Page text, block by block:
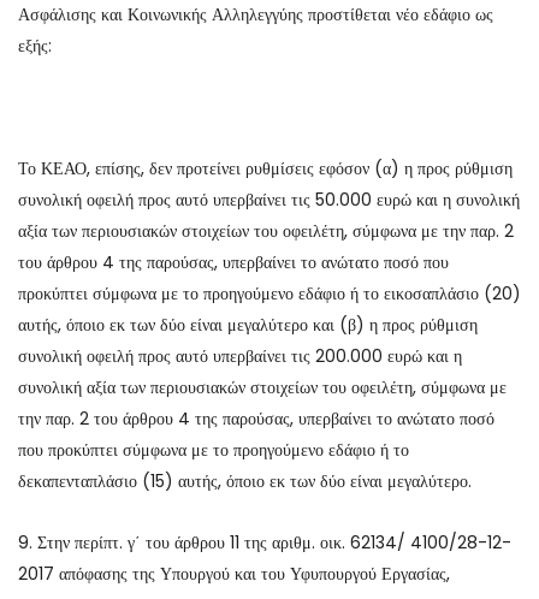
Ασφάλισης και Κοινωνικής Αλληλεγγύης προστίθεται νέο εδάφιο ως
εξής:
Το ΚΕΑΟ, επίσης, δεν προτείνει ρυθμίσεις εφόσον (α) η προς ρύθμιση
συνολική οφειλή προς αυτό υπερβαίνει τις 50.000 ευρώ και η συνολική
αξία των περιουσιακών στοιχείων του οφειλέτη, σύμφωνα με την παρ. 2
του άρθρου 4 της παρούσας, υπερβαίνει το ανώτατο ποσό που
προκύπτει σύμφωνα με το προηγούμενο εδάφιο ή το εικοσαπλάσιο (20)
αυτής, όποιο εκ των δύο είναι μεγαλύτερο και (β) η προς ρύθμιση
συνολική οφειλή προς αυτό υπερβαίνει τις 200.000 ευρώ και η
συνολική αξία των περιουσιακών στοιχείων του οφειλέτη, σύμφωνα με
την παρ. 2 του άρθρου 4 της παρούσας, υπερβαίνει το ανώτατο ποσό
που προκύπτει σύμφωνα με το προηγούμενο εδάφιο ή το
δεκαπενταπλάσιο (15) αυτής, όποιο εκ των δύο είναι μεγαλύτερο.
9. Στην περίπτ. γ΄ του άρθρου 11 της αριθμ. οικ. 62134/ 4100/28-12-
2017 απόφασης της Υπουργού και του Υφυπουργού Εργασίας,